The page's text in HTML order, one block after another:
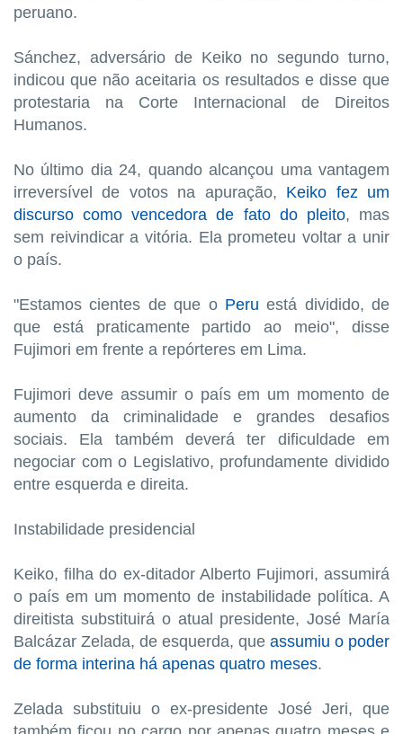
peruano.
Sánchez, adversário de Keiko no segundo turno,
indicou que não aceitaria os resultados e disse que
protestaria na Corte Internacional de Direitos
Humanos.
No último dia 24, quando alcançou uma vantagem
irreversível de votos na apuração, Keiko fez um
discurso como vencedora de fato do pleito, mas
sem reivindicar a vitória. Ela prometeu voltar a unir
o país.
"Estamos cientes de que o Peru está dividido, de
que está praticamente partido ao meio", disse
Fujimori em frente a repórteres em Lima.
Fujimori deve assumir o país em um momento de
aumento da criminalidade e grandes desafios
sociais. Ela também deverá ter dificuldade em
negociar com o Legislativo, profundamente dividido
entre esquerda e direita.
Instabilidade presidencial
Keiko, filha do ex-ditador Alberto Fujimori, assumirá
o país em um momento de instabilidade política. A
direitista substituirá o atual presidente, José María
Balcázar Zelada, de esquerda, que assumiu o poder
de forma interina há apenas quatro meses.
Zelada substituiu o ex-presidente José Jeri, que